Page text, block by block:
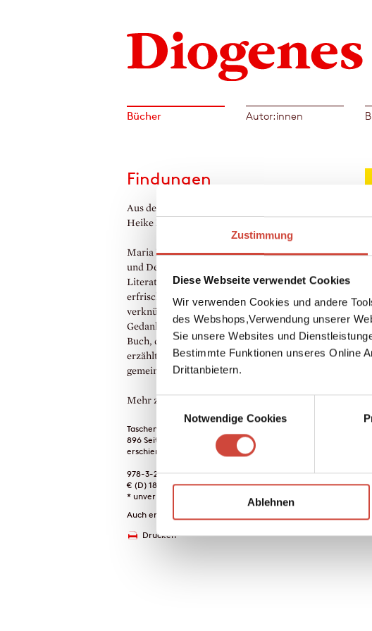
Zustimmung
Diese Webseite verwendet Cookies
Wir verwenden Cookies und andere
des Webshops,Verwendung unserer
Sie unsere Websites und
Bestimmte Funktionen unseres Online
Drittanbietern.
Einwilligungsauswahl
Notwendige Cookies
Ablehnen
Bücher Autor:innen
Findungen
Aus dem Amerikanischen von Stefanie Schäfer,
Heike Reissig und Tobias Rothenbücher
Maria Popova porträtiert brillante Denkerinnen
und Denker aus Wissenschaft, Kunst und
Literatur. In poetischer Sprache und mit
erfrischend persönlichem Erkenntnishunger
verknüpft Popova Lebensentwürfe und
Gedanken der letzten vierhundert Jahre. Ein
Buch, das Grenzen sprengt, Geschichte neu
erzählt und dazu anregt, Gesellschaft anders und
gemeinsam zu denken.
Mehr zum Inhalt
Taschenbuch
896 Seiten
erschienen am 23. März 2022
978-3-257-24640-7
€ (D) 18.00 / sFr 24.00* / € (A) 18.50
* unverb. Preisempfehlung
Auch erhältlich als
Drucken